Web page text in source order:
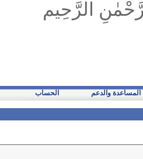
الرَّحِيم
المساعدة والدعم الحساب